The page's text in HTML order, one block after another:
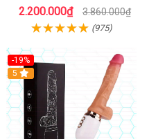
Sướng
2.200.000₫ 3.860.000₫
(975)
-19%
Hot
5